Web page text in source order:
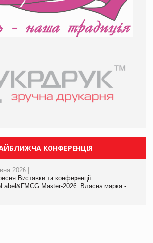
КОНФЕРЕНЦІЯ
2026 |
Виставки та конференції
Master-2026: Власна марка -